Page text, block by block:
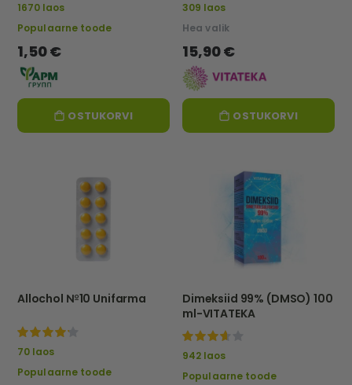
1670 laos
Populaarne toode
1,50 €
OSTUKORVI
309 laos
Hea valik
15,90 €
OSTUKORVI
Allochol №10 Unifarma
70 laos
Populaarne toode
Dimeksiid 99% (DMSO) 100
ml-VITATEKA
87%
942 laos
Populaarne toode